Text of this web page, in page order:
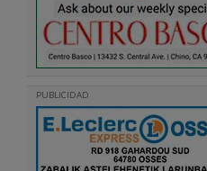
PUBLICIDAD